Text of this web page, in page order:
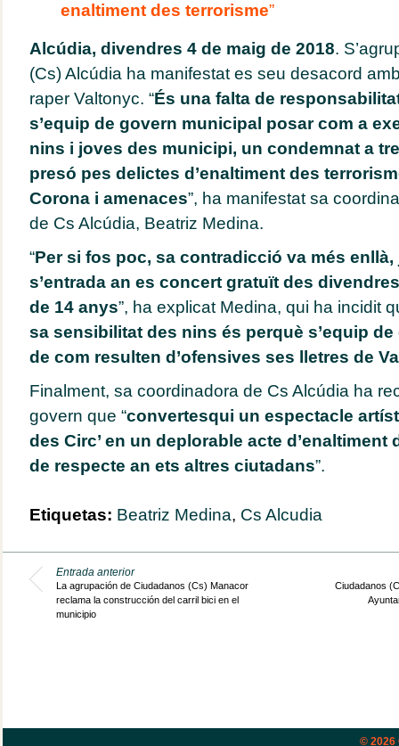
enaltiment des terrorisme”
Alcúdia, divendres 4 de maig de 2018.
(Cs) Alcúdia ha manifestat es seu desacord
raper Valtonyc. “És una falta de
s’equip de govern municipal posar com a
nins i joves des municipi, un condemnat a
presó pes delictes d’enaltiment des
Corona i amenaces”, ha manifestat sa
de Cs Alcúdia, Beatriz Medina.
“Per si fos poc, sa contradicció va més
s’entrada an es concert gratuït des
de 14 anys”, ha explicat Medina, qui ha incidit
sa sensibilitat des nins és perquè s’equip
de com resulten d’ofensives ses lletres de
Finalment, sa coordinadora de Cs Alcúdia ha
govern que “convertesqui un espectacle
des Circ’ en un deplorable acte d’enaltiment
de respecte an ets altres ciutadans”.
Etiquetas: Beatriz Medina, Cs Alcudia
Entrada anterior
La agrupación de Ciudadanos (Cs) Manacor
reclama la construcción del carril bici en el
municipio
Ciudadanos
© 2026